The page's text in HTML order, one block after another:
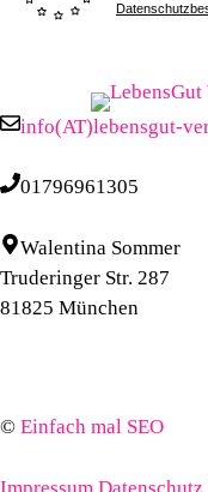
info(AT)lebensgut-
01796961305
Walentina Sommer
Truderinger Str. 287
81825 München
© Einfach mal SEO